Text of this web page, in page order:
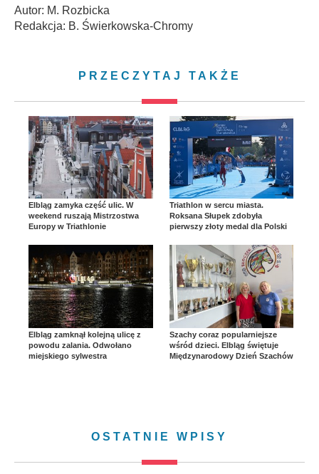
Autor: M. Rozbicka
Redakcja: B. Świerkowska-Chromy
PRZECZYTAJ TAKŻE
Elbląg zamyka część ulic. W
weekend ruszają Mistrzostwa
Europy w Triathlonie
Triathlon w sercu miasta.
Roksana Słupek zdobyła
pierwszy złoty medal dla Polski
Elbląg zamknął kolejną ulicę z
powodu zalania. Odwołano
miejskiego sylwestra
Szachy coraz popularniejsze
wśród dzieci. Elbląg świętuje
Międzynarodowy Dzień Szachów
OSTATNIE WPISY